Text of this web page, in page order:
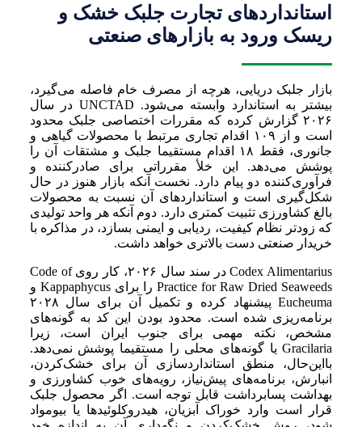
استانداردهای تجارت جلبک خشک و
ریسک ورود به بازارهای صنعتی
بازار جلبک دریایی، هرچه از مصرف خام فاصله می‌گیرد،
بیشتر به استاندارد وابسته می‌شود. UNCTAD در سال
۲۰۲۶ گزارش کرده که مقررات اختصاصی جلبک محدود
است و از ۱۰۹ اقدام تجاری مرتبط با محصولات گیاهی و
جانوری، فقط ۱۸ اقدام مستقیما جلبک و مشتقات آن را
پوشش می‌دهد. این خلأ مقرراتی برای صادرکننده و
فرآوری‌کننده دو پیام دارد. نخست آنکه بازار هنوز در حال
شکل‌گیری است و استانداردهای آن نسبت به محصولات
بالغ کشاورزی تثبیت کمتری دارد. دوم آنکه هر واحد تولیدی
که زودتر نظام کیفیت، ردیابی و ایمنی بسازد، در مذاکره با
خریدار صنعتی دست بالاتری خواهد داشت.
Codex Alimentarius در سند سال ۲۰۲۶، کار روی Code of
Practice for Raw Dried Seaweeds را برای Kappaphycus و
Eucheuma پیشنهاد کرده و تکمیل آن برای سال ۲۰۲۸
برنامه‌ریزی شده است. محدود بودن این کد به گونه‌های
مشخص، نکته مهمی برای جنوب ایران است، زیرا
Gracilaria یا گونه‌های محلی را مستقیما پوشش نمی‌دهد.
بااین‌حال، منطق استانداردسازی آن برای خشک‌کردن،
انبارش، برنامه‌های پیش‌نیاز، رویه‌های خوب کشاورزی و
بهداشت پسابرداشت قابل توجه است. اگر محصول جلبک
قرار است وارد خوراک آبزیان، هیدروکلوئیدها یا بیومواد